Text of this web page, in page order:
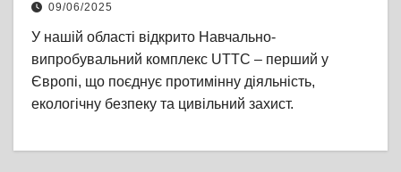
09/06/2025
У нашій області відкрито Навчально-
випробувальний комплекс UTTC – перший у
Європі, що поєднує протимінну діяльність,
екологічну безпеку та цивільний захист.